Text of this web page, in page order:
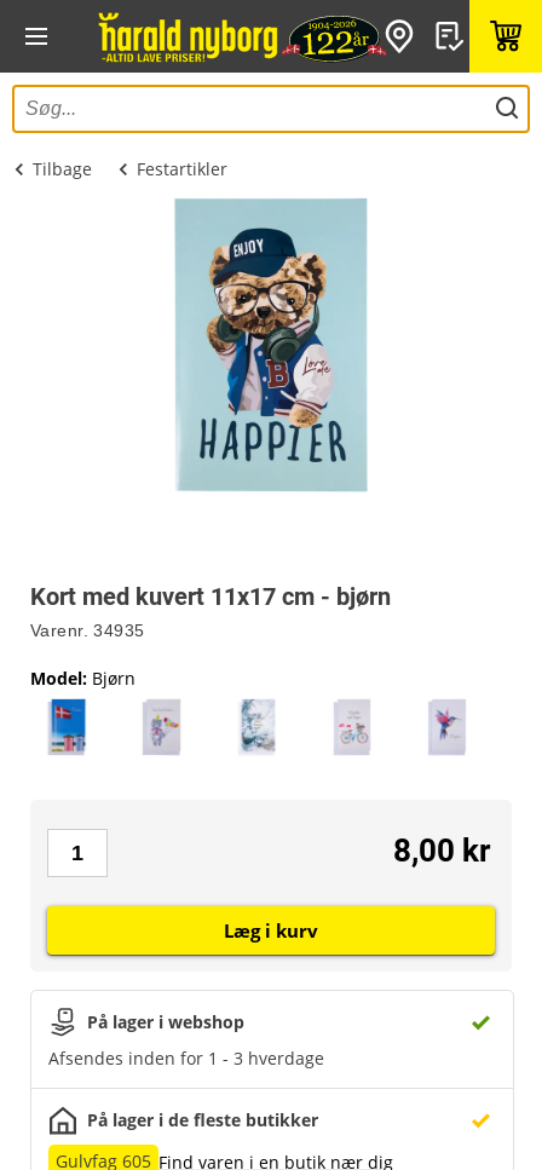
Tilbage Festartikler
Kort med kuvert 11x17 cm - bjørn
Varenr. 34935
Model: Bjørn
På lager i webshop
Afsendes inden for 1 - 3 hverdage
På lager i de fleste butikker
Gulvfag 605 Find varen i en butik nær dig
8,00 kr
Læg i kurv